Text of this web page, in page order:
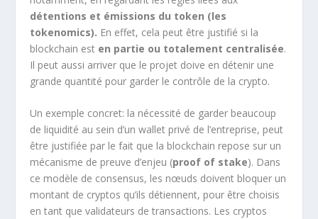
détentions et émissions du token (les
tokenomics). En effet, cela peut être justifié si la
blockchain est en partie ou totalement centralisée.
Il peut aussi arriver que le projet doive en détenir une
grande quantité pour garder le contrôle de la crypto.
Un exemple concret: la nécessité de garder beaucoup
de liquidité au sein d’un wallet privé de l’entreprise, peut
être justifiée par le fait que la blockchain repose sur un
mécanisme de preuve d’enjeu (proof of stake). Dans
ce modèle de consensus, les nœuds doivent bloquer un
montant de cryptos qu’ils détiennent, pour être choisis
en tant que validateurs de transactions. Les cryptos